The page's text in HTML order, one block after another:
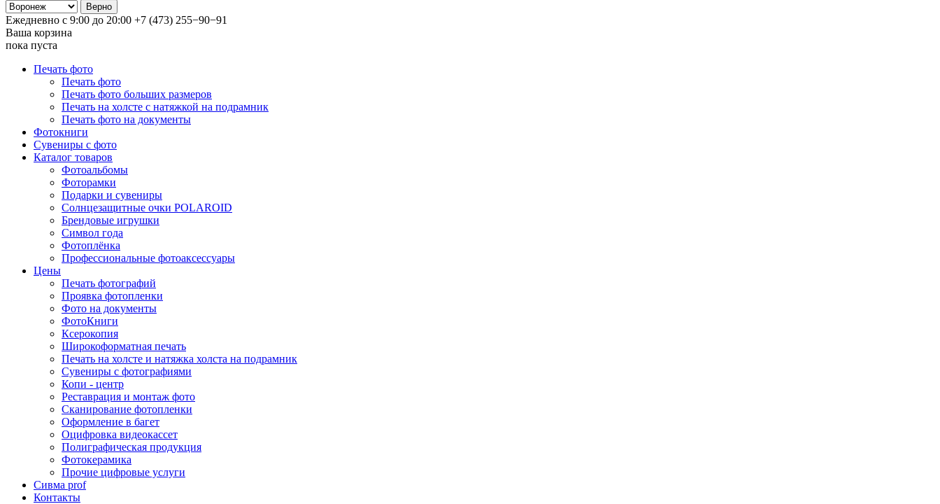
Ежедневно с 9:00 до 20:00 +7 (473) 255−90−91
Ваша корзина
пока пуста
Печать фото
Печать фото
Печать фото больших размеров
Печать на холсте с натяжкой на подрамник
Печать фото на документы
Фотокниги
Сувениры с фото
Каталог товаров
Фотоальбомы
Фоторамки
Подарки и сувениры
Солнцезащитные очки POLAROID
Брендовые игрушки
Символ года
Фотоплёнка
Профессиональные фотоаксессуары
Цены
Печать фотографий
Проявка фотопленки
Фото на документы
ФотоКниги
Ксерокопия
Широкоформатная печать
Печать на холсте и натяжка холста на подрамник
Сувениры с фотографиями
Копи - центр
Реставрация и монтаж фото
Сканирование фотопленки
Оформление в багет
Оцифровка видеокассет
Полиграфическая продукция
Фотокерамика
Прочие цифровые услуги
Сивма prof
Контакты